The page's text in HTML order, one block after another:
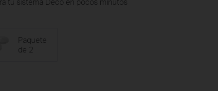
Paquete
de 2